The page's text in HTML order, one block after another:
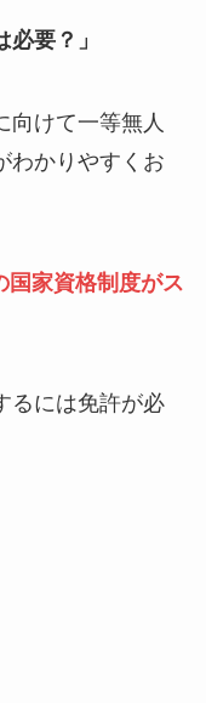
要？」
向けて一等無人
わかりやすくお
国家資格制度がス
るには免許が必